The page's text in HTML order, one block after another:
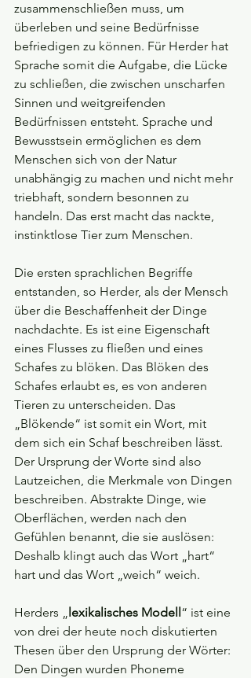
zusammenschließen muss, um
überleben und seine Bedürfnisse
befriedigen zu können. Für Herder hat
Sprache somit die Aufgabe, die Lücke
zu schließen, die zwischen unscharfen
Sinnen und weitgreifenden
Bedürfnissen entsteht. Sprache und
Bewusstsein ermöglichen es dem
Menschen sich von der Natur
unabhängig zu machen und nicht mehr
triebhaft, sondern besonnen zu
handeln. Das erst macht das nackte,
instinktlose Tier zum Menschen.
Die ersten sprachlichen Begriffe
entstanden, so Herder, als der Mensch
über die Beschaffenheit der Dinge
nachdachte. Es ist eine Eigenschaft
eines Flusses zu fließen und eines
Schafes zu blöken. Das Blöken des
Schafes erlaubt es, es von anderen
Tieren zu unterscheiden. Das
„Blökende“ ist somit ein Wort, mit
dem sich ein Schaf beschreiben lässt.
Der Ursprung der Worte sind also
Lautzeichen, die Merkmale von Dingen
beschreiben. Abstrakte Dinge, wie
Oberflächen, werden nach den
Gefühlen benannt, die sie auslösen:
Deshalb klingt auch das Wort „hart“
hart und das Wort „weich“ weich.
Herders „ lexikalisches Modell “ ist eine
von drei der heute noch diskutierten
Thesen über den Ursprung der Wörter:
Den Dingen wurden Phoneme